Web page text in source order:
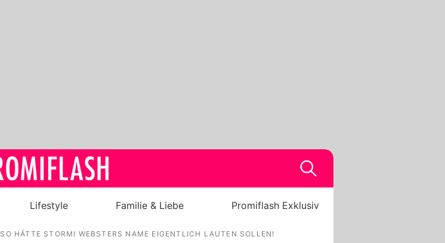
Royals
Lifestyle Familie & Liebe Promiflash Exklusiv
SO HÄTTE STORMI WEBSTERS NAME EIGENTLICH LAUTEN SOLLEN!